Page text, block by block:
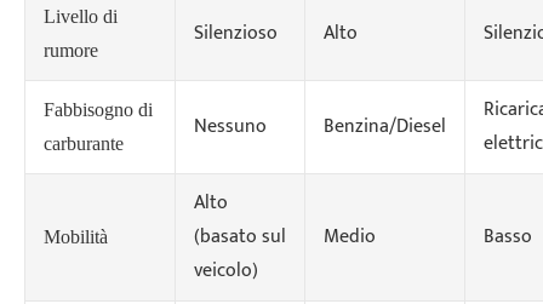
Livello di
rumore
Silenzioso Alto
Fabbisogno di
carburante
Nessuno Benzina/Diesel
Mobilità
Alto
(basato sul
veicolo)
Medio Basso